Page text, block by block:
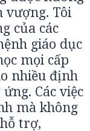
vượng. Tôi
của các
giáo dục
mọi cấp
nhiều định
Các việc
mà không
trợ,